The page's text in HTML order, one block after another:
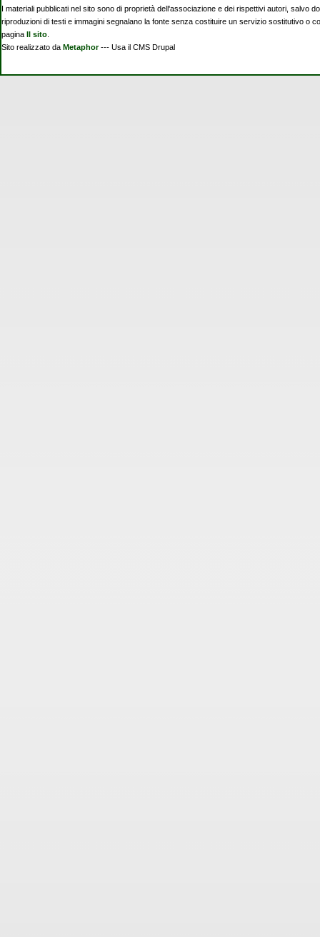
I materiali pubblicati nel sito sono di proprietà dell'associazione e dei rispettivi autori,
riproduzioni di testi e immagini segnalano la fonte senza costituire un servizio sostitutivo o
pagina
Il sito.
Sito realizzato da Metaphor--- Usa il CMS Drupal